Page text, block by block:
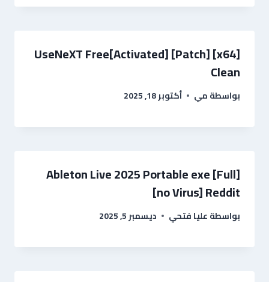
UseNeXT Free[Activated] [Patch] [x64]
Clean
بواسطةمي أكتوبر 18, 2025
Ableton Live 2025 Portable exe [Full]
[no Virus] Reddit
بواسطةعليا فتحي ديسمبر 5, 2025